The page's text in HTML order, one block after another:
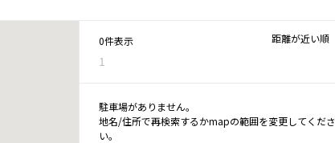
0件表示
1
距離が近い順
駐車場がありません。
地名/住所で再検索するかmapの範囲を変更してくださ
い。